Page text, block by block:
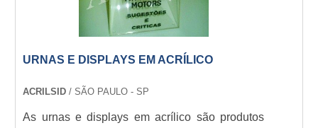
URNAS E DISPLAYS EM ACRÍLICO
ACRILSID / SÃO PAULO - SP
As urnas e displays em acrílico são produtos